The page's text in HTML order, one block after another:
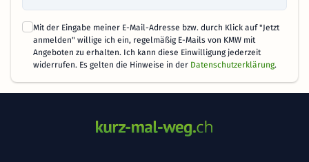
Mit der Eingabe meiner E-Mail-Adresse bzw. durch Klick auf "Jetzt
anmelden" willige ich ein, regelmäßig E-Mails von KMW mit
Angeboten zu erhalten. Ich kann diese Einwilligung jederzeit
widerrufen. Es gelten die Hinweise in der Datenschutzerklärung.